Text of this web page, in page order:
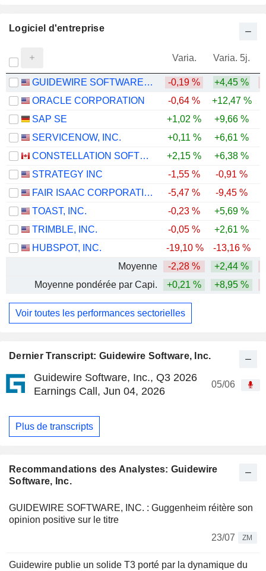
Dernier Transcript: Guidewire Software, Inc.
Guidewire Software, Inc., Q3 2026
Earnings Call, Jun 04, 2026
05/06
Plus de transcripts
Recommandations des Analystes: Guidewire
Software, Inc.
GUIDEWIRE SOFTWARE, INC. : Guggenheim réitère son
opinion positive sur le titre
23/07
ZM
Guidewire publie un solide T3 porté par la dynamique du
Logiciel d'entreprise
Varia. Varia. 5j.
GUIDEWIRE SOFTWARE, INC. -0,19 % +4,45 %
ORACLE CORPORATION
-0,64 % +12,47 %
SAP SE
+1,02 % +9,66 %
SERVICENOW, INC.
+0,11 % +6,61 %
CONSTELLATION SOFTWARE INC.
+2,15 % +6,38 %
STRATEGY INC
-1,55 % -0,91 %
FAIR ISAAC CORPORATION
-5,47 % -9,45 %
TOAST, INC.
-0,23 % +5,69 %
TRIMBLE, INC.
-0,05 % +2,61 %
HUBSPOT, INC.
-19,10 % -13,16 %
Moyenne
-2,28 % +2,44 %
Moyenne pondérée par Capi.
+0,21 % +8,95 %
Voir toutes les performances sectorielles